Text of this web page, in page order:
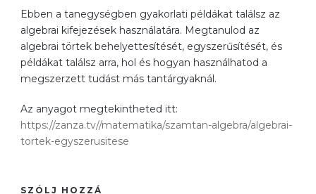
Ebben a tanegységben gyakorlati példákat találsz az
algebrai kifejezések használatára. Megtanulod az
algebrai törtek behelyettesítését, egyszerűsítését, és
példákat találsz arra, hol és hogyan használhatod a
megszerzett tudást más tantárgyaknál.
Az anyagot megtekintheted itt:
https://zanza.tv//matematika/szamtan-algebra/algebrai-
tortek-egyszerusitese
SZÓLJ HOZZÁ